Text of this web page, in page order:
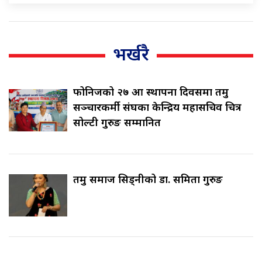
भर्खरै
फोनिजको २७ औँ स्थापना दिवसमा तमु
सञ्चारकर्मी संघका केन्द्रिय महासचिव चित्र
सोल्टी गुरुङ सम्मानित
तमु समाज सिड्नीको डा. समिता गुरुङ